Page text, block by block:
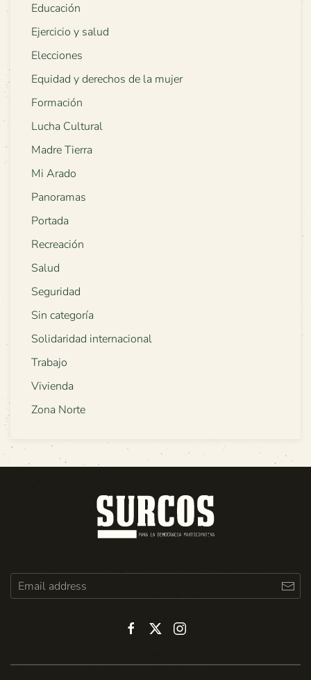
Educación
Ejercicio y salud
Elecciones
Equidad y derechos de la mujer
Formación
Lucha Cultural
Madre Tierra
Mi Arado
Panoramas
Portada
Recreación
Salud
Seguridad
Sin categoría
Solidaridad internacional
Trabajo
Vivienda
Zona Norte